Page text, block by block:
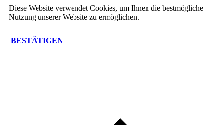
Diese Website verwendet Cookies, um Ihnen die bestmögliche
Nutzung unserer Website zu ermöglichen.
BESTÄTIGEN